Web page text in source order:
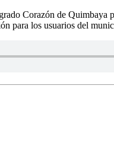
Corazón de Quimbaya
para los usuarios del